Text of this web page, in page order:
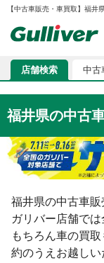
【中古車販売・車買取】福井
店舗検索 中古
福井県の中古
福井県の中古車販
ガリバー店舗で
もちろん車の買
約のうえお越し